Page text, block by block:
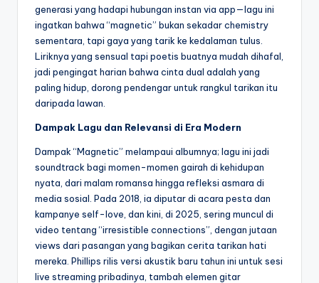
generasi yang hadapi hubungan instan via app—lagu ini
ingatkan bahwa “magnetic” bukan sekadar chemistry
sementara, tapi gaya yang tarik ke kedalaman tulus.
Liriknya yang sensual tapi poetis buatnya mudah dihafal,
jadi pengingat harian bahwa cinta dual adalah yang
paling hidup, dorong pendengar untuk rangkul tarikan itu
daripada lawan.
Dampak Lagu dan Relevansi di Era Modern
Dampak “Magnetic” melampaui albumnya; lagu ini jadi
soundtrack bagi momen-momen gairah di kehidupan
nyata, dari malam romansa hingga refleksi asmara di
media sosial. Pada 2018, ia diputar di acara pesta dan
kampanye self-love, dan kini, di 2025, sering muncul di
video tentang “irresistible connections”, dengan jutaan
views dari pasangan yang bagikan cerita tarikan hati
mereka. Phillips rilis versi akustik baru tahun ini untuk sesi
live streaming pribadinya, tambah elemen gitar